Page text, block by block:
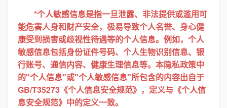
*个人敏感信息是指一旦泄露、非法提供或滥用可
能危害人身和财产安全，极易导致个人名誉、身心健
康受到损害或歧视性待遇等的个人信息。例如，个人
敏感信息包括身份证件号码、个人生物识别信息、银
行账号、通信内容、健康生理信息等。本隐私政策中
的"个人信息"或"个人敏感信息"所包含的内容出自于
GB/T35273《个人信息安全规范》，定义与《个人信
息安全规范》中的定义一致。